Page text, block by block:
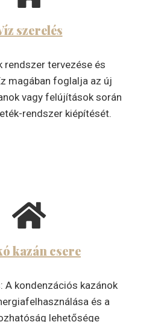
szerelés
rendszer tervezése és
magában foglalja az új
vagy felújítások során
rendszer kiépítését.
kazán csere
A kondenzációs kazánok
és a
lehetősége